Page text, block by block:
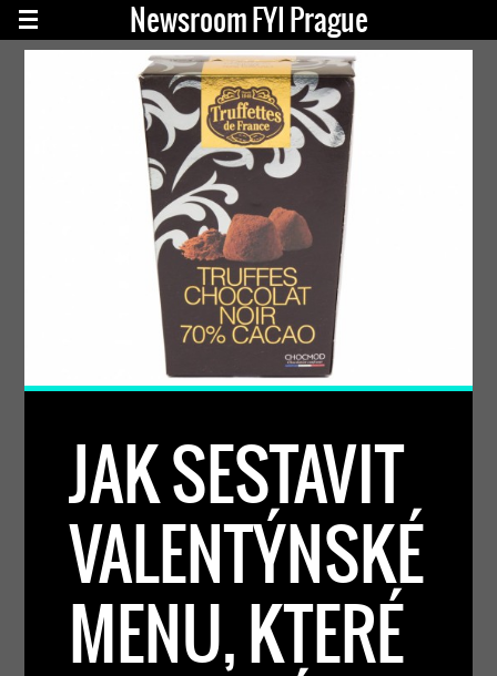
Newsroom FYI Prague
JAK SESTAVIT
VALENTÝNSKÉ
MENU, KTERÉ